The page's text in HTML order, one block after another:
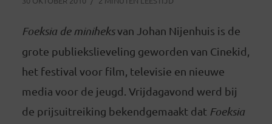
Foeksia de miniheksvan Johan Nijenhuis is de
grote publiekslieveling geworden van Cinekid,
het festival voor film, televisie en nieuwe
media voor de jeugd. Vrijdagavond werd bij
de prijsuitreiking bekendgemaakt datFoeksia